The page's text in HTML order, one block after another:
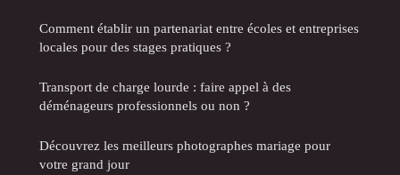
Comment établir un partenariat entre écoles et entreprises
locales pour des stages pratiques ?
Transport de charge lourde : faire appel à des
déménageurs professionnels ou non ?
Découvrez les meilleurs photographes mariage pour
votre grand jour